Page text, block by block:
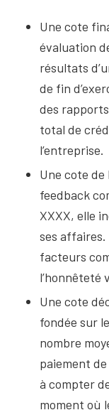
Une cote
évaluation
résultats
de fin
des
total de
l’entreprise.
Une cote
feedback
XXXX, elle
ses
facteurs
l’honnêteté
Une cote
fondée sur
nombre
paiement
à compter
moment où